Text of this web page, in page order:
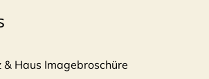
& Haus Imagebroschüre